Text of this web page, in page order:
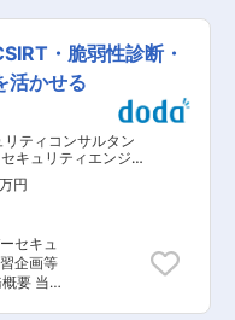
など
ネッ
ド）設
化、ロ
けに、
して、
す。セ
を通じ
ミッシ
析 ◇セ
、原因
の調査
ンシデ
日の
対応 ◇
報レポ
ソリュ
促進
・脆弱性診断・
活かせる
リティコンサルタン
キュリティエンジニ
ネットワークセキュ
円
セキュ
企画等